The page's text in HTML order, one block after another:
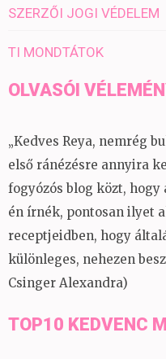
SZERZŐI JOGI VÉDELEM
TI MONDTÁTOK
OLVASÓI
„Kedves Reya, nemrég
első ránézésre annyira
fogyózós blog közt,
én írnék, pontosan ilyet
receptjeidben, hogy
különleges, nehezen
Csinger Alexandra)
TOP10 KEDVENC